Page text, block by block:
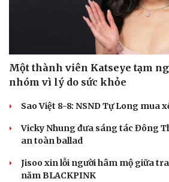
Một thành viên Katseye tạm
nhóm vì lý do sức khỏe
Sao Việt 8-8: NSND Tự Long mua
Vicky Nhung đưa sáng tác Đông
an toàn ballad
Jisoo xin lỗi người hâm mộ giữa
năm BLACKPINK